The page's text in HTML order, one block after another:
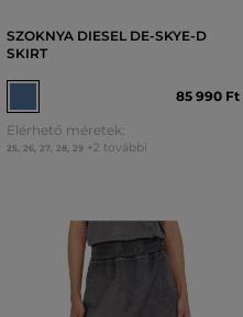
SZOKNYA DIESEL DE-SKYE-D
SKIRT
85 990 Ft
Elérhető méretek:
25 26, 27 28, 29 +2 további